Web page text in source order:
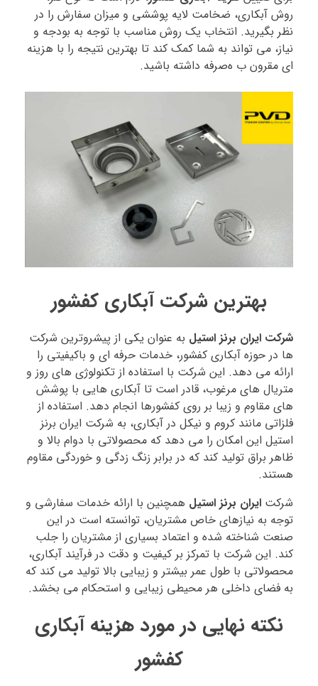
روش آبکاری، ضخامت لایه پوششی و میزان سفارش را در
نظر بگیرید. انتخاب یک روش مناسب با توجه به بودجه و
نیاز، می‌ تواند به شما کمک کند تا بهترین نتیجه را با هزینه‌
ای مقرون‌ ب ه‌صرفه داشته باشید.
بهترین شرکت آبکاری کفشور
شرکت ایران برنز استیل به عنوان یکی از پیشروترین شرکت‌
ها در حوزه آبکاری کفشور، خدمات حرفه‌ ای و باکیفیتی را
ارائه می‌ دهد. این شرکت با استفاده از تکنولوژی‌ های روز و
متریال‌ های مرغوب، قادر است تا آبکاری‌ هایی با پوشش‌
های مقاوم و زیبا بر روی کفشورها انجام دهد. استفاده از
فلزاتی مانند کروم و نیکل در آبکاری، به شرکت ایران برنز
استیل این امکان را می‌ دهد که محصولاتی با دوام بالا و
ظاهر براق تولید کند که در برابر زنگ‌ زدگی و خوردگی مقاوم
هستند.
شرکت ایران برنز استیل همچنین با ارائه خدمات سفارشی و
توجه به نیازهای خاص مشتریان، توانسته است در این
صنعت شناخته شده و اعتماد بسیاری از مشتریان را جلب
کند. این شرکت با تمرکز بر کیفیت و دقت در فرآیند آبکاری،
محصولاتی با طول عمر بیشتر و زیبایی بالا تولید می‌ کند که
به فضای داخلی هر محیطی زیبایی و استحکام می‌ بخشد.
نکته نهایی در مورد هزینه آبکاری
کفشور